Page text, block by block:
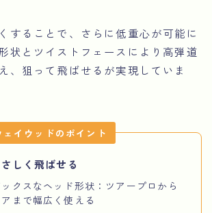
することで、さらに低重心が可能に
状とツイストフェースにより高弾道
、狙って飛ばせるが実現していま
イウッドのポイント
しく飛ばせる
クスなヘッド形状：ツアープロから
まで幅広く使える